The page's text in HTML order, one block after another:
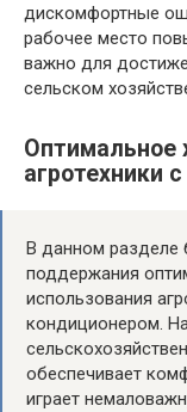
дискомфортные
рабочее место
важно для
сельском
Оптимальное
агротехники
В данном разделе
поддержания
использования
кондиционером.
обеспечивает
играет